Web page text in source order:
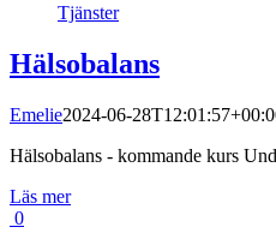
Tjänster
Hälsobalans
Emelie2024-06-
Hälsobalans - kommande kurs
Läs mer
0